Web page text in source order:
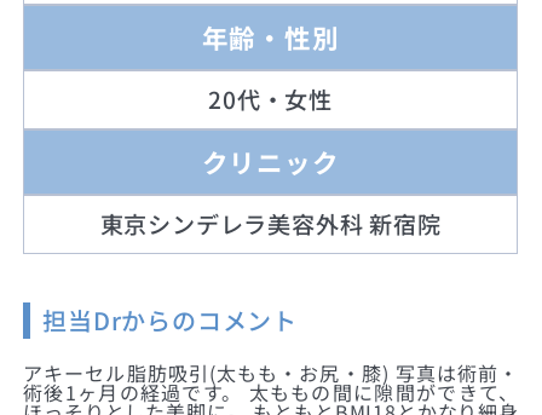
年齢・性別
20代・女性
クリニック
東京シンデレラ美容外科 新宿院
担当Drからのコメント
アキーセル脂肪吸引(太もも・お尻・膝) 写真は術前・
術後1ヶ月の経過です。 太ももの間に隙間ができて、